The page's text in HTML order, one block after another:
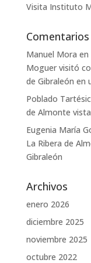
Visita Instituto
Manuel Mora en
Moguer visitó
de Gibraleón en
Poblado
de Almonte
Eugenia María
La Ribera de
Gibraleón
Archivos
enero 2026
diciembre 2025
noviembre 2025
octubre 2022